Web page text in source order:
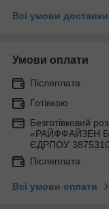
Всі умови доставки
Умови оплати
Післяплата
Готівкою
Безготівковий
«РАЙФФАЙЗЕН
ЄДРПОУ
Післяплата
Всі умови оплати